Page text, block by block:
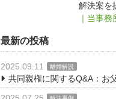
解決案を
｜当事
最新の投稿
2025.09.11 離婚解説
共同親権に関するQ&A：お